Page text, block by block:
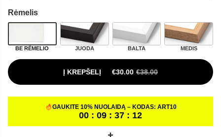
Rėmelis
BE RĖMELIO JUODA BALTA MEDIS
Į KREPŠELĮ €30.00 €38.00
ORIGINAL PRICE WAS: €38.00.
CURRENT PRICE IS: €30.00.
GAUKITE 10% NUOLAIDĄ – KODAS: ART10
00 : 09 : 37 : 11